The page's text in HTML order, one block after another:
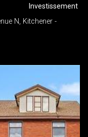
Investissement
N, Kitchener -